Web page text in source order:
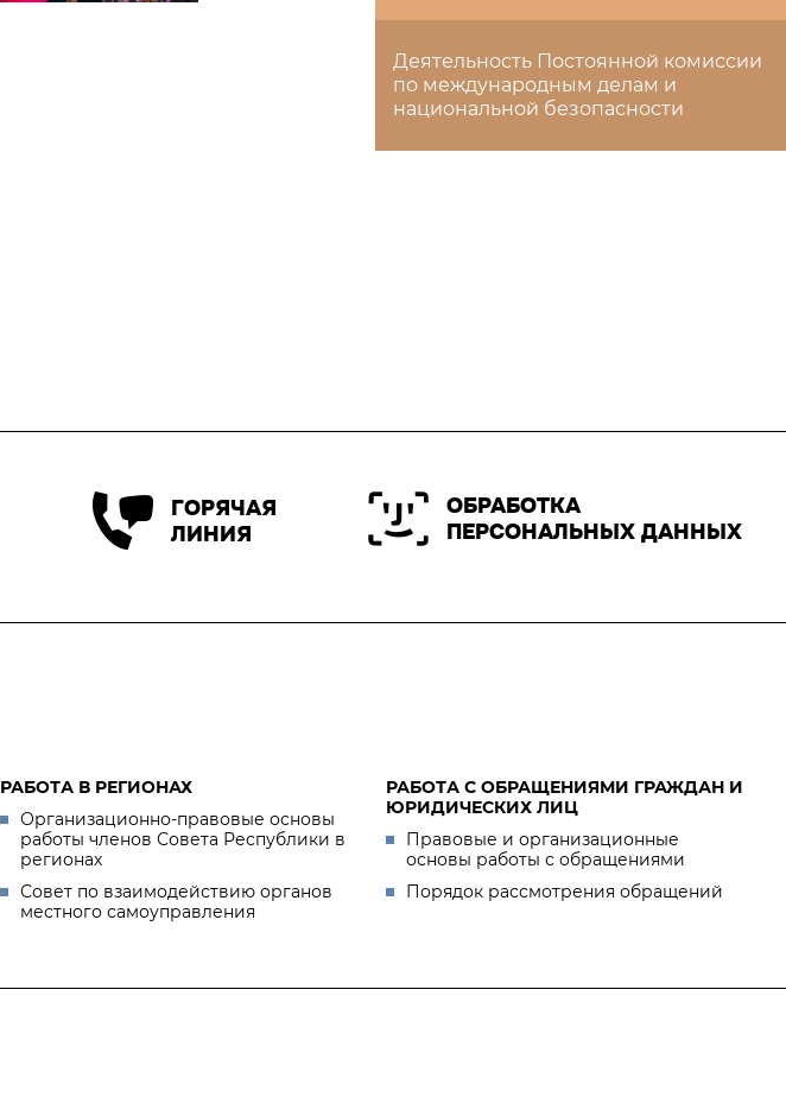
Деятельность Постоянной комиссии
по международным делам и
национальной безопасности
ГОРЯЧАЯ
ЛИНИЯ
ОБРАБОТКА
ПЕРСОНАЛЬНЫХ ДАННЫХ
РАБОТА В РЕГИОНАХ
Организационно-правовые основы
работы членов Совета Республики в
регионах
Совет по взаимодействию органов
местного самоуправления
РАБОТА С ОБРАЩЕНИЯМИ ГРАЖДАН И
ЮРИДИЧЕСКИХ ЛИЦ
Правовые и организационные
основы работы с обращениями
Порядок рассмотрения обращений